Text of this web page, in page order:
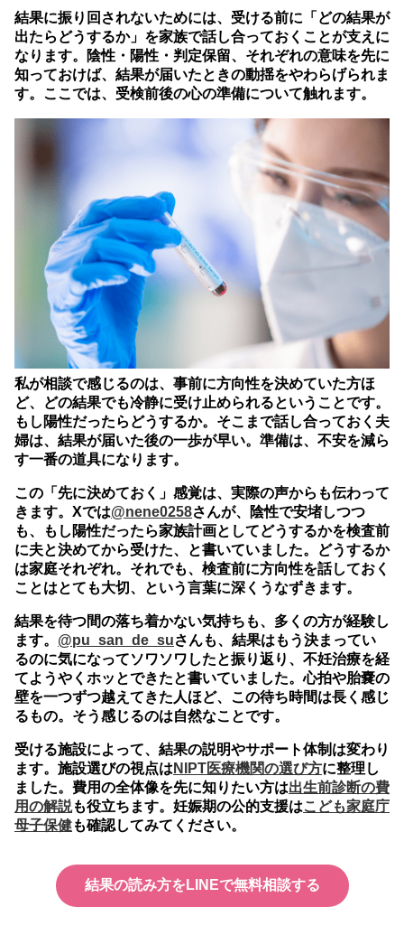
結果に振り回されないためには、受ける前に「どの結果が
出たらどうするか」を家族で話し合っておくことが支えに
なります。
陰性・陽性・判定保留、それぞれの意味を先に
知っておけば、結果が届いたときの動揺をやわらげられま
す。ここでは、受検前後の心の準備について触れます。
私が相談で感じるのは、事前に方向性を決めていた方ほ
ど、どの結果でも冷静に受け止められるということです。
もし陽性だったらどうするか。そこまで話し合っておく夫
婦は、結果が届いた後の一歩が早い。準備は、不安を減ら
す一番の道具になります。
この「先に決めておく」感覚は、実際の声からも伝わって
きます。Xでは@nene0258さんが、陰性で安堵しつつ
も、もし陽性だったら家族計画としてどうするかを検査前
に夫と決めてから受けた、と書いていました。どうするか
は家庭それぞれ。それでも、検査前に方向性を話しておく
ことはとても大切、という言葉に深くうなずきます。
結果を待つ間の落ち着かない気持ちも、多くの方が経験し
ます。 @pu_san_de_suさんも、結果はもう決まってい
るのに気になってソワソワしたと振り返り、不妊治療を経
てようやくホッとできたと書いていました。心拍や胎嚢の
壁を一つずつ越えてきた人ほど、この待ち時間は長く感じ
るもの。そう感じるのは自然なことです。
受ける施設によって、結果の説明やサポート体制は変わり
ます。施設選びの視点は NIPT医療機関の選び方に整理し
ました。費用の全体像を先に知りたい方は出生前診断の費
用の解説も役立ちます。妊娠期の公的支援はこども家庭庁
母子保健も確認してみてください。
結果の読み方をLINEで無料相談する